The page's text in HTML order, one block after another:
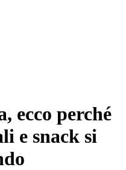
ecco perché
e snack si